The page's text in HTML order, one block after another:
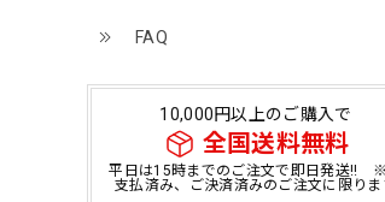
FAQ
10,000円以上のご購入で
全国送料無料
平日は15時までのご注文で即日発送!!
支払済み、ご決済済みのご注文に限りま